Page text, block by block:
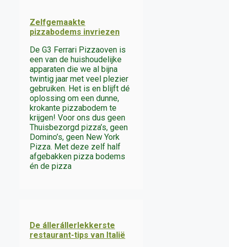
Zelfgemaakte
pizzabodems invriezen
De G3 Ferrari Pizzaoven is
een van de huishoudelijke
apparaten die we al bijna
twintig jaar met veel plezier
gebruiken. Het is en blijft dé
oplossing om een dunne,
krokante pizzabodem te
krijgen! Voor ons dus geen
Thuisbezorgd pizza’s, geen
Domino’s, geen New York
Pizza. Met deze zelf half
afgebakken pizza bodems
én de pizza
De állerállerlekkerste
restaurant-tips van Italië